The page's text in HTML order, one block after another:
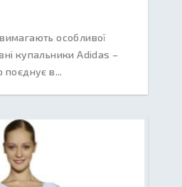
особливої
купальники Adidas –
поєднує в...